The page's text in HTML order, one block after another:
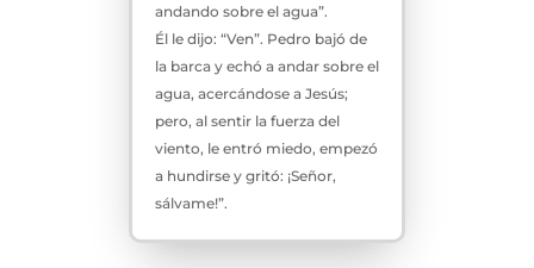
andando sobre el agua”.
Él le dijo: “Ven”. Pedro bajó de
la barca y echó a andar sobre el
agua, acercándose a Jesús;
pero, al sentir la fuerza del
viento, le entró miedo, empezó
a hundirse y gritó: ¡Señor,
sálvame!”.